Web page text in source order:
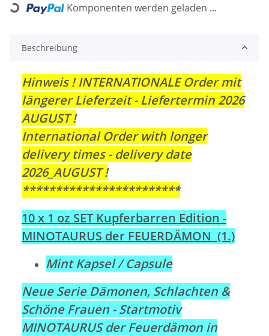
Loading... Komponenten werden geladen ...
Beschreibung
Hinweis ! INTERNATIONALE Order mit
längerer Lieferzeit - Liefertermin 2026
AUGUST !
International Order with longer
delivery times - delivery date
2026_AUGUST !
************************
10 x 1 oz SET Kupferbarren Edition -
MINOTAURUS der FEUERDÄMON (1.)
Mint Kapsel / Capsule
Neue Serie Dämonen, Schlachten &
Schöne Frauen - Startmotiv
MINOTAURUS der Feuerdämon in